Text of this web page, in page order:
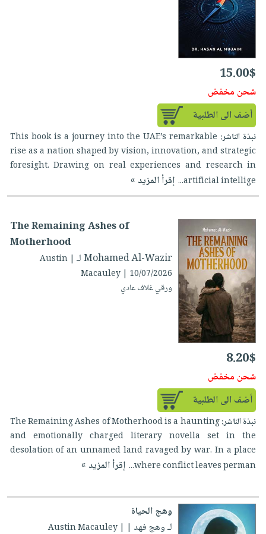
15.00$
شحن مخفض
أضف الى الطلبية
نبذة الناشر: This book is a journey into the UAE’s remarkable
rise as a nation shaped by vision, innovation, and strategic
foresight. Drawing on real experiences and research in
artificial intellige...
إقرأ المزيد »
The Remaining Ashes of
Motherhood
لـ Mohamed Al-Wazir
| Austin
Macauley | 10/07/2026
ورقي غلاف عادي
8.20$
شحن مخفض
أضف الى الطلبية
نبذة الناشر:The Remaining Ashes of Motherhood is a haunting
and emotionally charged literary novella set in the
desolation of an unnamed land ravaged by war. In a place
where conflict leaves perman...
إقرأ المزيد »
وهج الحياة
لـ وهج فهد
| Austin Macauley |